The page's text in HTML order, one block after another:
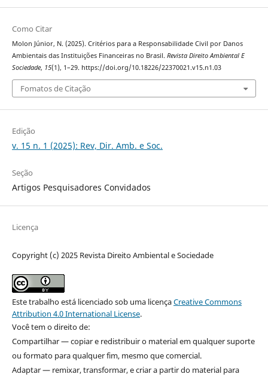
Como Citar
Molon Júnior, N. (2025). Critérios para a Responsabilidade Civil por Danos
Ambientais das Instituições Financeiras no Brasil. Revista Direito Ambiental E
Sociedade, 15(1), 1–29. https://doi.org/10.18226/22370021.v15.n1.03
Fomatos de Citação
Edição
v. 15 n. 1 (2025): Rev, Dir. Amb. e Soc.
Seção
Artigos Pesquisadores Convidados
Licença
Copyright (c) 2025 Revista Direito Ambiental e Sociedade
Este trabalho está licenciado sob uma licençaCreative Commons
Attribution 4.0 International License.
Você tem o direito de:
Compartilhar — copiar e redistribuir o material em qualquer suporte
ou formato para qualquer fim, mesmo que comercial.
Adaptar — remixar, transformar, e criar a partir do material para